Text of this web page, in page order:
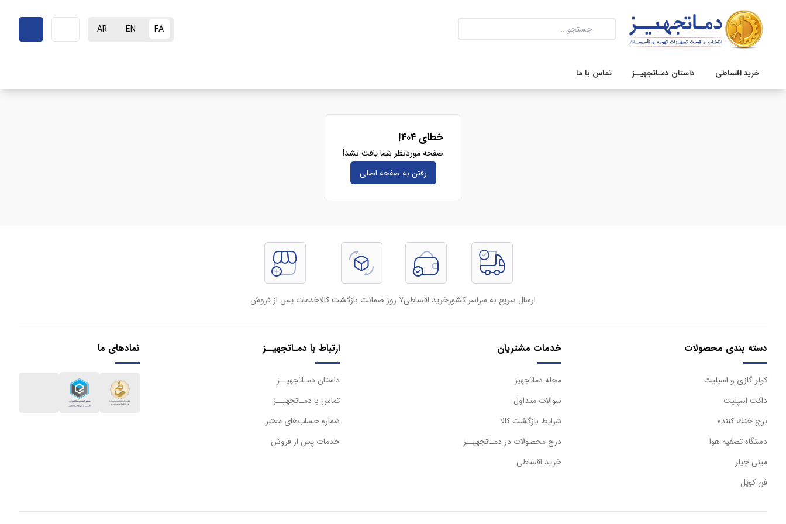
FA
EN
AR
خرید اقساطی داستان دمـاتجهیــز تماس با ما
خطای ۴۰۴!
صفحه موردنظر شما یافت نشد!
رفتن به صفحه‌ اصلی
ارسال سریع به سراسر کشورخرید اقساطی۷ روز ضمانت بازگشت کالا خدمات پس از فروش
دسته بندی محصولات
كولر گازی و اسپليت
داكت اسپليت
برج خنك كننده
دستگاه تصفيه هوا
مینی چیلر
فن کویل
خدمات مشتریان
مجله دماتجهیز
سوالات متداول
شرایط بازگشت کالا
درج محصولات در دمـاتجهیــز
خرید اقساطی
ارتباط با دمـاتجهیــز
داستان دمـاتجهیــز
تماس با دمـاتجهیــز
شماره حساب‌های معتبر
خدمات پس از فروش
نمادهای ما